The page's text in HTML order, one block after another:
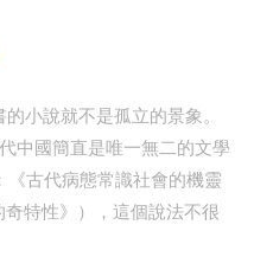
小說就不是孤立的景象。
中國簡直是唯一無二的文學
《古代病態常識社會的機靈
特性》），這個說法不很